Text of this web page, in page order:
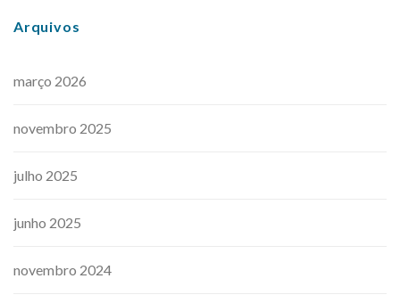
Arquivos
março 2026
novembro 2025
julho 2025
junho 2025
novembro 2024